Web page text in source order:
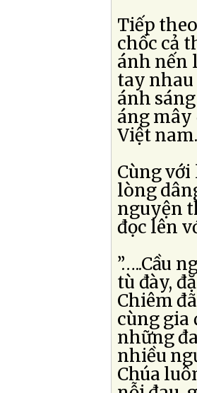
Tiếp
chốc cả
ánh nến
tay nhau
ánh
áng mây
Việt
Cùng
lòng
nguyện
đọc lên
”…..Cầu
tù đày,
Chiêm
cùng gia
những
nhiều
Chúa